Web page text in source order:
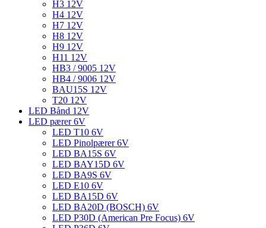
H3 12V
H4 12V
H7 12V
H8 12V
H9 12V
H11 12V
HB3 / 9005 12V
HB4 / 9006 12V
BAU15S 12V
T20 12V
LED Bånd 12V
LED pærer 6V
LED T10 6V
LED Pinolpærer 6V
LED BA15S 6V
LED BAY15D 6V
LED BA9S 6V
LED E10 6V
LED BA15D 6V
LED BA20D (BOSCH) 6V
LED P30D (American Pre Focus) 6V